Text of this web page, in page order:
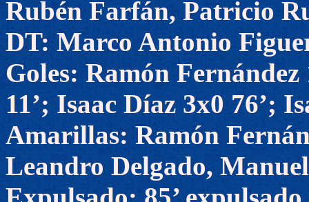
Rubén Farfán, Patricio
DT: Marco Antonio
Goles: Ramón
11’; Isaac Díaz 3x0 76’;
Amarillas: Ramón
Leandro Delgado,